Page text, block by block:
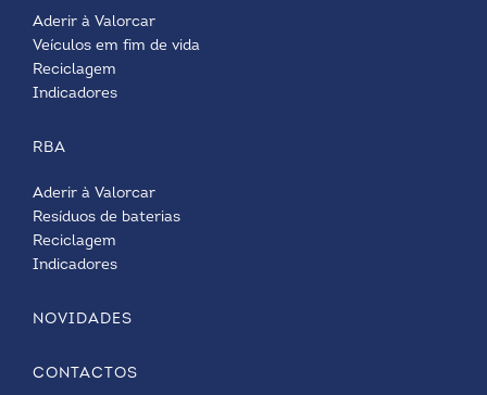
Aderir à Valorcar
Veículos em fim de vida
Reciclagem
Indicadores
RBA
Aderir à Valorcar
Resíduos de baterias
Reciclagem
Indicadores
NOVIDADES
CONTACTOS